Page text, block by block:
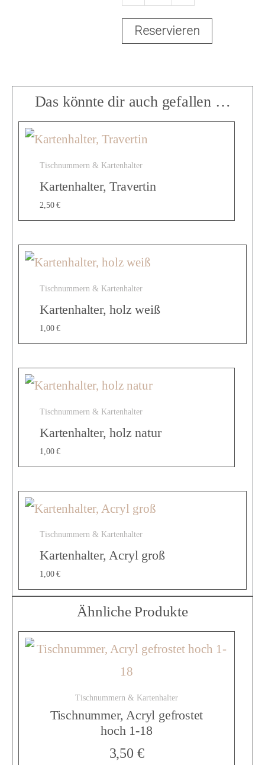
T
i
s
c
h
n
u
m
r
,
G
a
s
r
a
Reservieren
Das könnte dir auch gefallen …
Tischnummern & Kartenhalter
Kartenhalter, Travertin
2,50€
Tischnummern & Kartenhalter
Kartenhalter, holz weiß
1,00€
Tischnummern & Kartenhalter
Kartenhalter, holz natur
1,00€
Tischnummern & Kartenhalter
Kartenhalter, Acryl groß
1,00€
Ähnliche Produkte
Tischnummern & Kartenhalter
Tischnummer, Acryl gefrostet
hoch 1-18
3,50 €